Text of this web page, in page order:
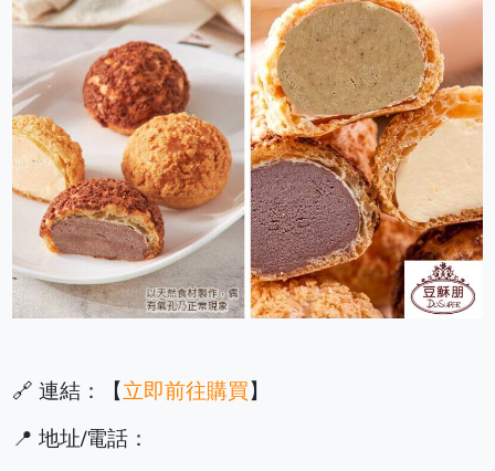
🔗 連結：【立即前往購買】
📍 地址/電話：